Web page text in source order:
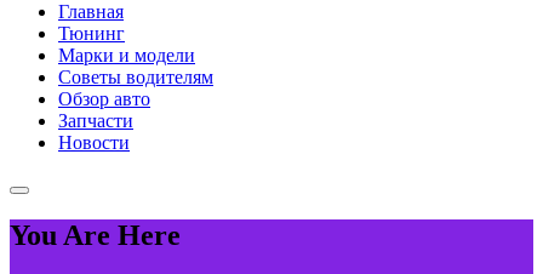
Главная
Тюнинг
Марки и модели
Советы водителям
Обзор авто
Запчасти
Новости
You Are Here